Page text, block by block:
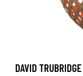
DAVID